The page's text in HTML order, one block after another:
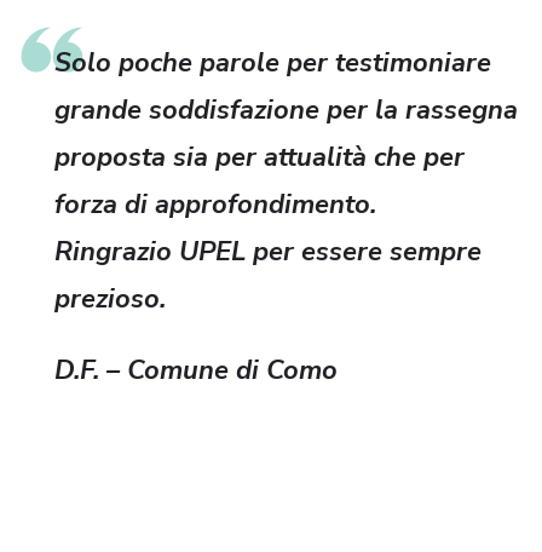
Solo poche parole per testimoniare
grande soddisfazione per la rassegna
proposta sia per attualità che per
forza di approfondimento.
Ringrazio UPEL per essere sempre
prezioso.
D.F. – Comune di Como